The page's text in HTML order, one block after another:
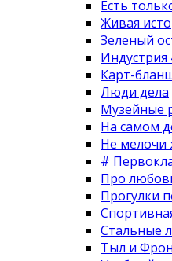
Есть
Живая
Зеленый
Индустрия
Карт-
Люди дела
Музейные
На самом
Не мелочи
#
Про
Прогулки
Стальные
Тыл и